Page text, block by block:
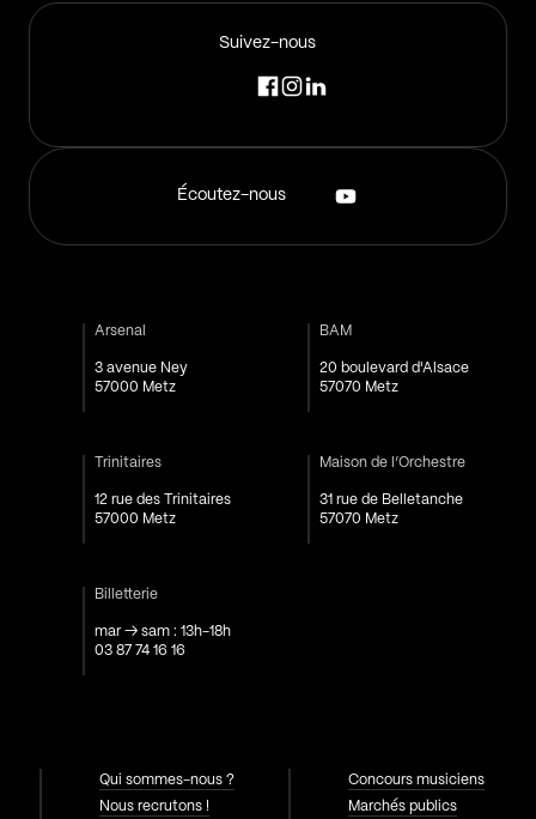
Suivez-nous
Écoutez-nous
Arsenal
3 avenue Ney
57000 Metz
BAM
20 boulevard d'Alsace
57070 Metz
Trinitaires
12 rue des Trinitaires
57000 Metz
Maison de l’Orchestre
31 rue de Belletanche
57070 Metz
Billetterie
mar → sam : 13h-18h
03 87 74 16 16
Qui sommes-nous ?
Nous recrutons !
Concours musiciens
Marchés publics